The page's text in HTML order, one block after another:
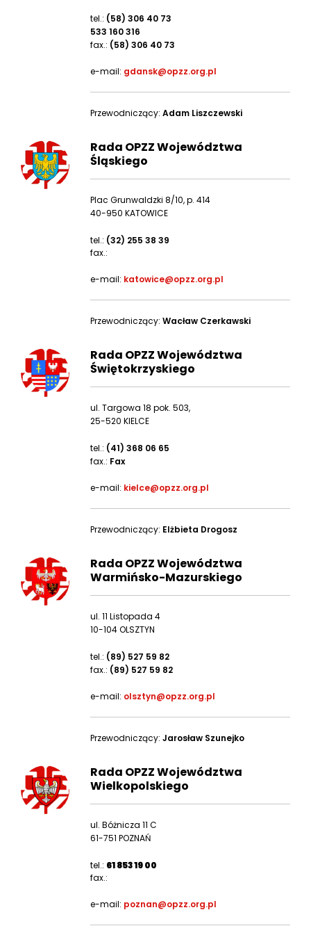
tel.: (58) 306 40 73
533 160 316
fax.: (58) 306 40 73
e-mail: gdansk@opzz.org.pl
Przewodniczący: Adam Liszczewski
Rada OPZZ Województwa
Śląskiego
Plac Grunwaldzki 8/10, p. 414
40-950 KATOWICE
tel.: (32) 255 38 39
fax.:
e-mail: katowice@opzz.org.pl
Przewodniczący: Wacław Czerkawski
Rada OPZZ Województwa
Świętokrzyskiego
ul. Targowa 18 pok. 503,
25-520 KIELCE
tel.: (41) 368 06 65
fax.: Fax
e-mail: kielce@opzz.org.pl
Przewodniczący: Elżbieta Drogosz
Rada OPZZ Województwa
Warmińsko-Mazurskiego
ul. 11 Listopada 4
10-104 OLSZTYN
tel.: (89) 527 59 82
fax.: (89) 527 59 82
e-mail: olsztyn@opzz.org.pl
Przewodniczący: Jarosław Szunejko
Rada OPZZ Województwa
Wielkopolskiego
ul. Bóżnicza 11 C
61-751 POZNAŃ
tel.: 61 853 19 00
fax.:
e-mail: poznan@opzz.org.pl